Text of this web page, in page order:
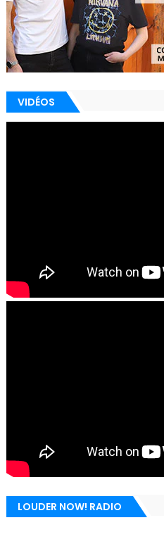
VIDÉOS
LOUDER NOW! RADIO